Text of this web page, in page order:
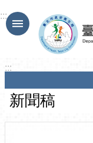
跳到主要內容區塊
:::
:::
新聞稿